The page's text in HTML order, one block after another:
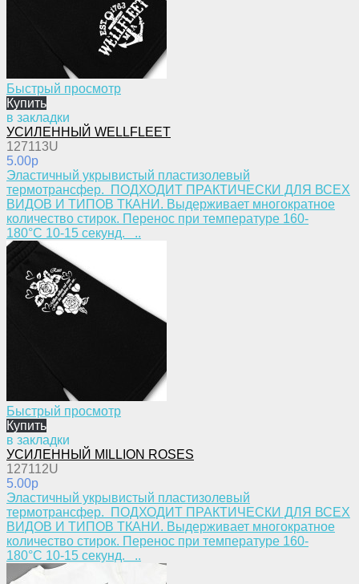
Быстрый просмотр
Купить
в закладки
УСИЛЕННЫЙ WELLFLEET
127113U
5.00p
Эластичный укрывистый пластизолевый
термотрансфер. ПОДХОДИТ ПРАКТИЧЕСКИ ДЛЯ ВСЕХ
ВИДОВ И ТИПОВ ТКАНИ. Выдерживает многократное
количество стирок. Перенос при температуре 160-
180°С 10-15 секунд. ..
Быстрый просмотр
Купить
в закладки
УСИЛЕННЫЙ MILLION ROSES
127112U
5.00p
Эластичный укрывистый пластизолевый
термотрансфер. ПОДХОДИТ ПРАКТИЧЕСКИ ДЛЯ ВСЕХ
ВИДОВ И ТИПОВ ТКАНИ. Выдерживает многократное
количество стирок. Перенос при температуре 160-
180°С 10-15 секунд. ..